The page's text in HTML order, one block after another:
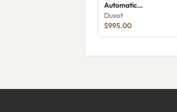
Automatic
Chronograph Luminara
Limited Edition Bourbon
Charm
Duxot
$995.00